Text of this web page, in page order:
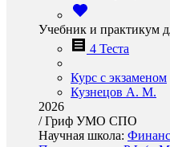
Учебник и практикум
4 Теста
Курс с экзаменом
Кузнецов А. М.
2026
/Гриф УМО СПО
Научная школа: